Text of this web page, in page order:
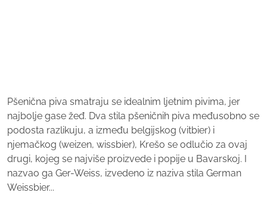
Pšenična piva smatraju se idealnim ljetnim pivima, jer
najbolje gase žeđ. Dva stila pšeničnih piva međusobno se
podosta razlikuju, a između belgijskog (vitbier) i
njemačkog (weizen, wissbier), Krešo se odlučio za ovaj
drugi, kojeg se najviše proizvede i popije u Bavarskoj. I
nazvao ga Ger-Weiss, izvedeno iz naziva stila German
Weissbier...